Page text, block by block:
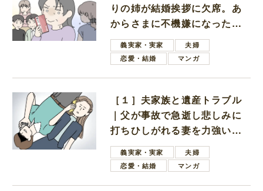
りの姉が結婚挨拶に欠席。あ
からさまに不機嫌になった義
母義実家・実家
夫婦
恋愛・結婚
マンガ
［１］夫家族と遺産トラブル
｜父が事故で急逝し悲しみに
打ちひしがれる妻を力強い言
葉で励ます夫
義実家・実家
夫婦
恋愛・結婚
マンガ